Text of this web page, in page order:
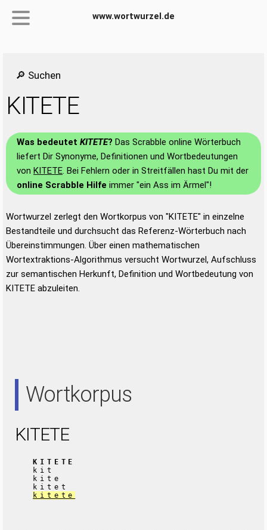
www.wortwurzel.de
🔎 Suchen
KITETE
Was bedeutet KITETE? Das Scrabble online Wörterbuch
liefert Dir Synonyme, Definitionen und Wortbedeutungen
von KITETE. Bei Fehlern oder in Streitfällen hast Du mit der
online Scrabble Hilfe immer "ein Ass im Ärmel"!
Wortwurzel zerlegt den Wortkorpus von "KITETE" in einzelne
Bestandteile und durchsucht das Referenz-Wörterbuch nach
Übereinstimmungen. Über einen mathematischen
Wortextraktions-Algorithmus versucht Wortwurzel, Aufschluss
zur semantischen Herkunft, Definition und Wortbedeutung von
KITETE abzuleiten.
Wortkorpus
KITETE
KITETE
kit
kite
kitet
kitete